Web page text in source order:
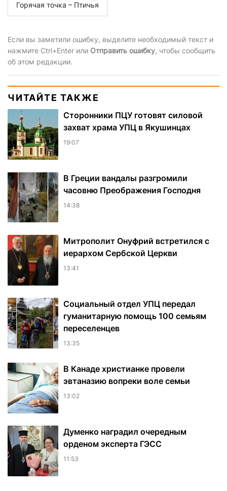
Горячая точка – Птичья
Если вы заметили ошибку, выделите необходимый текст и
нажмите Ctrl+Enter или Отправить ошибку, чтобы сообщить
об этом редакции.
ЧИТАЙТЕ ТАКЖЕ
Сторонники ПЦУ готовят силовой
захват храма УПЦ в Якушинцах
19:07
В Греции вандалы разгромили
часовню Преображения Господня
14:38
Митрополит Онуфрий встретился с
иерархом Сербской Церкви
13:41
Социальный отдел УПЦ передал
гуманитарную помощь 100 семьям
переселенцев
13:35
В Канаде христианке провели
эвтаназию вопреки воле семьи
13:02
Думенко наградил очередным
орденом эксперта ГЭСС
11:53